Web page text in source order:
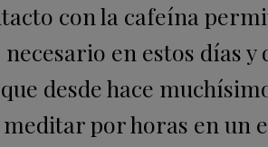
con la cafeína
en estos días y
desde hace
por horas en un